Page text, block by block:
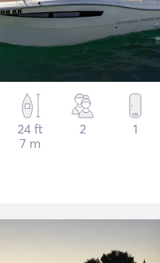
24 ft
7 m
2 1